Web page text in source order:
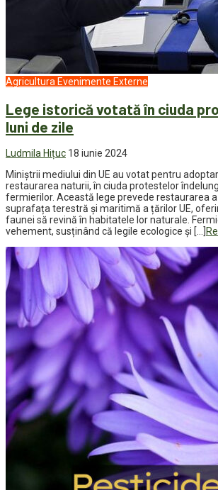
Agricultura Evenimente Externe
Lege istorică votată în ciuda
luni de zile
Ludmila Hițuc 18 iunie 2024
Miniștrii mediului din UE au votat pentru
restaurarea naturii, în ciuda protestelor
fermierilor. Această lege prevede restaurarea a
suprafața terestră și maritimă a țărilor UE,
faunei să revină în habitatele lor naturale.
vehement, susținând că legile ecologice și […]